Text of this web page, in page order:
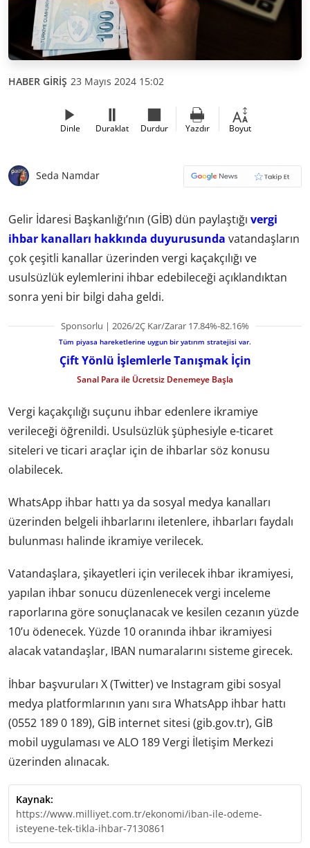
HABER GİRİŞ 23 Mayıs 2024 15:02
Dinle Duraklat Durdur Yazdır Boyut
Seda Namdar
Gelir İdaresi Başkanlığı’nın (GİB) dün paylaştığı vergi
ihbar kanalları hakkında duyurusunda vatandaşların
çok çeşitli kanallar üzerinden vergi kaçakçılığı ve
usulsüzlük eylemlerini ihbar edebileceği açıklandıktan
sonra yeni bir bilgi daha geldi.
Sponsorlu | 2026/2Ç Kar/Zarar 17.84%-82.16%
Tüm piyasa hareketlerine uygun bir yatırım stratejisi var.
Çift Yönlü İşlemlerle Tanışmak İçin
Sanal Para ile Ücretsiz Denemeye Başla
Vergi kaçakçılığı suçunu ihbar edenlere ikramiye
verileceği öğrenildi. Usulsüzlük şüphesiyle e-ticaret
siteleri ve ticari araçlar için de ihbarlar söz konusu
olabilecek.
WhatsApp ihbar hattı ya da sosyal medya kanalları
üzerinden belgeli ihbarlarını iletenlere, ihbarları faydalı
bulunması halinde ikramiye verilecek.
Vatandaşlara, şikayetleri için verilecek ihbar ikramiyesi,
yapılan ihbar sonucu düzenlenecek vergi inceleme
raporlarına göre sonuçlanacak ve kesilen cezanın yüzde
10’u ödenecek. Yüzde 10 oranında ihbar ikramiyesi
alacak vatandaşlar, IBAN numaralarını sisteme girecek.
İhbar başvuruları X (Twitter) ve Instagram gibi sosyal
medya platformlarının yanı sıra WhatsApp ihbar hattı
(0552 189 0 189), GİB internet sitesi (gib.gov.tr), GİB
mobil uygulaması ve ALO 189 Vergi İletişim Merkezi
üzerinden alınacak.
Kaynak:
https://www.milliyet.com.tr/ekonomi/iban-ile-odeme-
isteyene-tek-tikla-ihbar-7130861